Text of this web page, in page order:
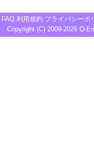
FAQ 利用規約 プライバシーポ
Copyright (C) 2009-2026 Q-